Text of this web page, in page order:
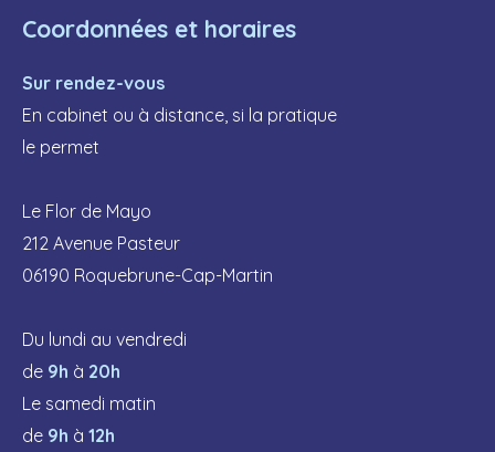
Coordonnées et horaires
Sur rendez-vous
En cabinet ou à distance, si la pratique
le permet
Le Flor de Mayo
212 Avenue Pasteur
06190 Roquebrune-Cap-Martin
Du lundi au vendredi
de 9h à 20h
Le samedi matin
de 9h à 12h